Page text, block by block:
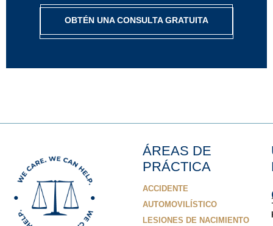
OBTÉN UNA CONSULTA GRATUITA
ÁREAS DE
PRÁCTICA
ACCIDENTE
AUTOMOVILÍSTICO
LESIONES DE NACIMIENTO